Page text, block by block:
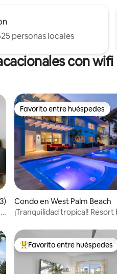
personas locales
con wifi
promedio: 4.98 de 5, 53
Favorito entre huéspedes
Favorito entre huéspedes
Condo en West Palm Beach
¡Tranquilidad tropical!
Favorito entre huéspedes
Favorito entre huéspedes